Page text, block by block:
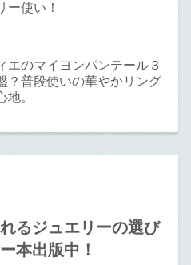
ー使い！
エのマイヨンパンテール３
？普段使いの華やかリング
地。
れるジュエリーの選び
本出版中！